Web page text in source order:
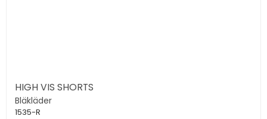
HIGH VIS SHORTS
Bläkläder
1535-R